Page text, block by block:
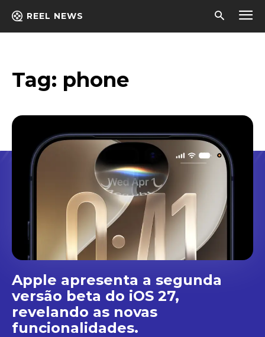
REEL NEWS
Tag: phone
Apple apresenta a segunda
versão beta do iOS 27,
revelando as novas
funcionalidades.